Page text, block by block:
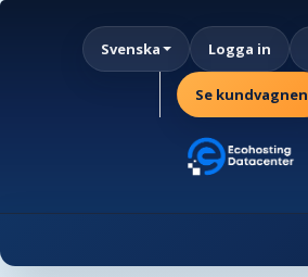
Svenska Logga in
Se kundvagnen